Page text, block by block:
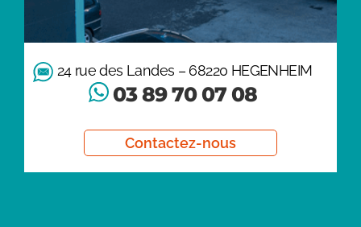
24 rue des Landes – 68220 HEGENHEIM
03 89 70 07 08
Contactez-nous